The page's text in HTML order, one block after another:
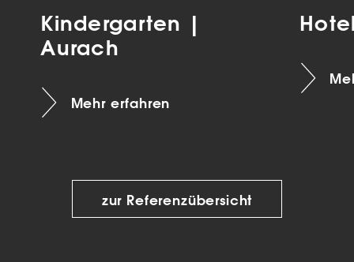
Kindergarten |
Aurach
Mehr erfahren
zur Referenzübersicht